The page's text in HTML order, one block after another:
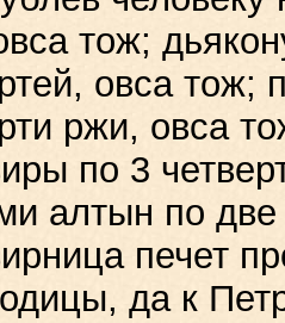
тож;
овса тож;
ржи, овса
по 3
алтын по
печет
да к